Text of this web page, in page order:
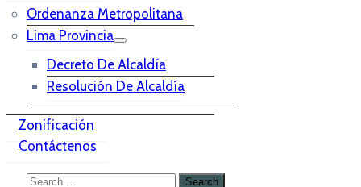
Ordenanza Metropolitana
Lima Provincia
Decreto De Alcaldía
Resolución De Alcaldía
Zonificación
Contáctenos